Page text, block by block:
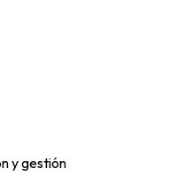
y gestión